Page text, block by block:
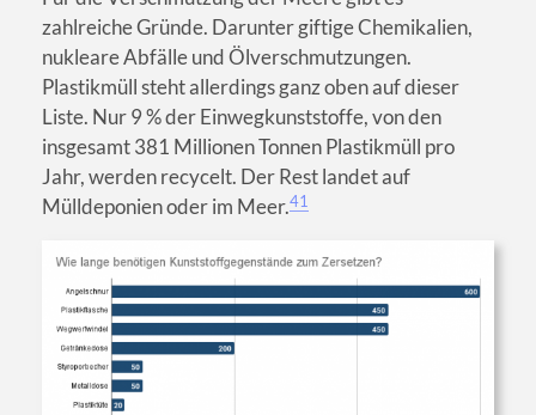
zahlreiche Gründe. Darunter giftige Chemikalien,
nukleare Abfälle und Ölverschmutzungen.
Plastikmüll steht allerdings ganz oben auf dieser
Liste. Nur 9 % der Einwegkunststoffe, von den
insgesamt 381 Millionen Tonnen Plastikmüll pro
Jahr, werden recycelt. Der Rest landet auf
Mülldeponien oder im Meer.41